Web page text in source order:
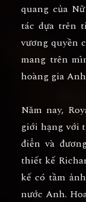
quang của
tác dựa trên
vương quyền
mang trên
hoàng gia
Năm nay,
giới hạng với
điển và
thiết kế
kế có tầm
nước Anh.